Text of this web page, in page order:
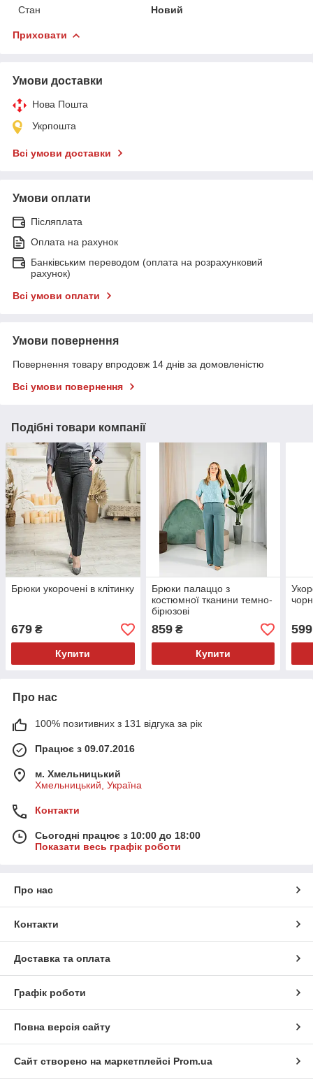
Стан
Новий
Приховати
Умови доставки
Нова Пошта
Укрпошта
Всі умови доставки
Умови оплати
Післяплата
Оплата на рахунок
Банківським переводом (оплата на розрахунковий
рахунок)
Всі умови оплати
Умови повернення
Повернення товару впродовж 14 днів за домовленістю
Всі умови повернення
Подібні товари компанії
Брюки укорочені в клітинку
679 ₴
Купити
Брюки палаццо з
костюмної тканини темно-
бірюзові
859₴
Купити
599
Про нас
100% позитивних з 131 відгука за рік
Працює з 09.07.2016
м. Хмельницький
Хмельницький, Україна
Контакти
Сьогодні працює з 10:00 до 18:00
Показати весь графік роботи
Про нас
Контакти
Доставка та оплата
Графік роботи
Повна версія сайту
Сайт створено на маркетплейсі Prom.ua